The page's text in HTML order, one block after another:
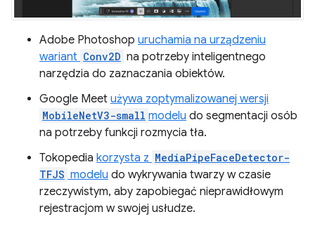
Adobe Photoshop uruchamia na urządzeniu
wariant Conv2D na potrzeby inteligentnego
narzędzia do zaznaczania obiektów.
Google Meet używa zoptymalizowanej wersji
MobileNetV3-small modelu do segmentacji osób
na potrzeby funkcji rozmycia tła.
Tokopedia korzysta z MediaPipeFaceDetector-
TFJS modelu do wykrywania twarzy w czasie
rzeczywistym, aby zapobiegać nieprawidłowym
rejestracjom w swojej usłudze.